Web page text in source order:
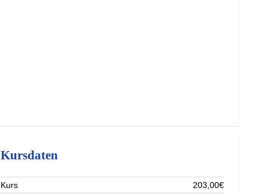
Kursdaten
Kurs
203,00€